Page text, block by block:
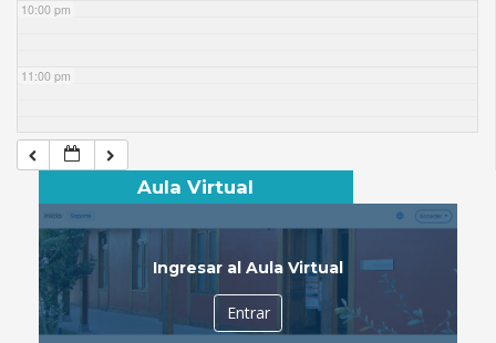
10:00 pm
11:00 pm
Aula Virtual
Ingresar al Aula Virtual
Entrar